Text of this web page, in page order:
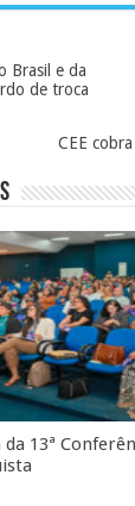
Brasil e da
de troca
CEE
da 13ª